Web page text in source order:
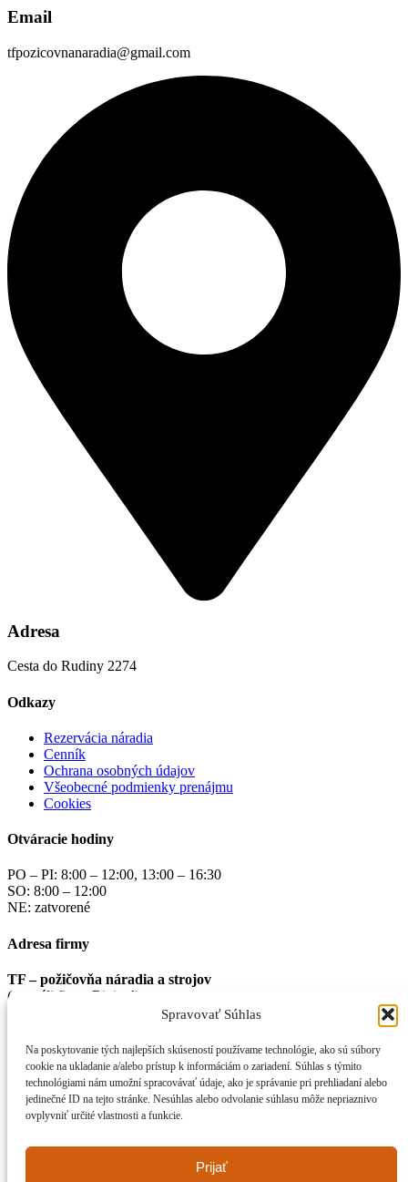
Spravovať Súhlas
Na poskytovanie tých najlepších skúseností používame technológie, ako sú súbory
cookie na ukladanie a/alebo prístup k informáciám o zariadení. Súhlas s týmito
technológiami nám umožní spracovávať údaje, ako je správanie pri prehliadaní alebo
jedinečné ID na tejto stránke. Nesúhlas alebo odvolanie súhlasu môže nepriaznivo
ovplyvniť určité vlastnosti a funkcie.
Prijať
Email
tfpozicovnanaradia@gmail.com
Adresa
Cesta do Rudiny 2274
Odkazy
Rezervácia náradia
Cenník
Ochrana osobných údajov
Všeobecné podmienky prenájmu
Cookies
Otváracie hodiny
PO – PI: 8:00 – 12:00, 13:00 – 16:30
SO: 8:00 – 12:00
NE: zatvorené
Adresa firmy
TF – požičovňa náradia a strojov
(v areáli firmy Rinipol)
Kysucké Nové Mesto
02 401
Kde nás nájdete